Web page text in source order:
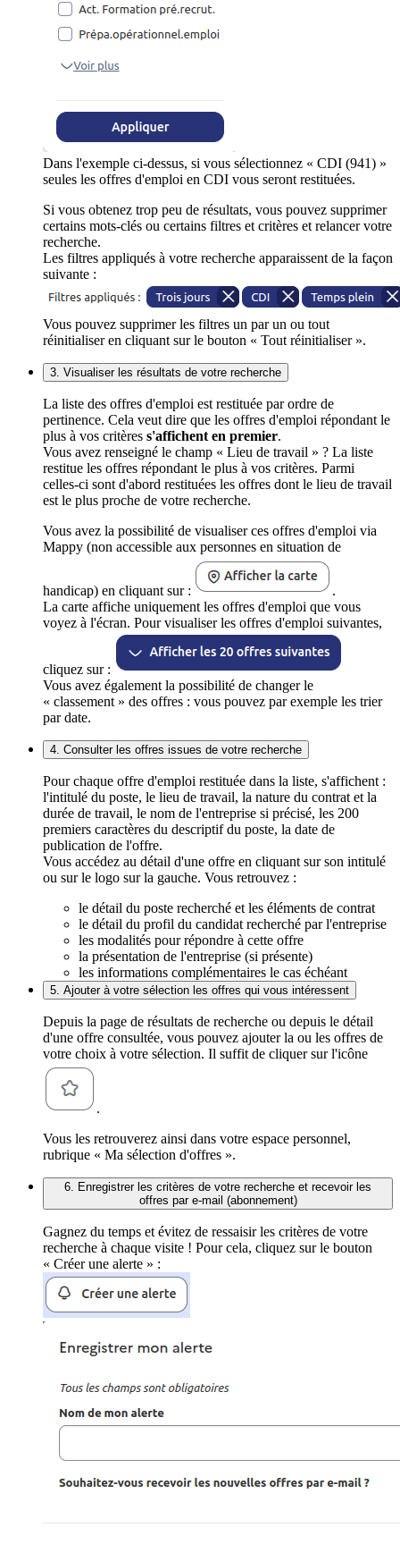
Dans l'exemple ci-dessus, si vous sélectionnez « CDI (941) »
seules les offres d'emploi en CDI vous seront restituées.
Si vous obtenez trop peu de résultats, vous pouvez supprimer
certains mots-clés ou certains filtres et critères et relancer votre
recherche.
Les filtres appliqués à votre recherche apparaissent de la façon
suivante :
Vous pouvez supprimer les filtres un par un ou tout
réinitialiser en cliquant sur le bouton « Tout réinitialiser ».
3. Visualiser les résultats de votre recherche
La liste des offres d'emploi est restituée par ordre de
pertinence. Cela veut dire que les offres d'emploi répondant le
plus à vos critères s'affichent en premier.
Vous avez renseigné le champ « Lieu de travail » ? La liste
restitue les offres répondant le plus à vos critères. Parmi
celles-ci sont d'abord restituées les offres dont le lieu de travail
est le plus proche de votre recherche.
Vous avez la possibilité de visualiser ces offres d'emploi via
Mappy (non accessible aux personnes en situation de
handicap) en cliquant sur :
.
La carte affiche uniquement les offres d'emploi que vous
voyez à l'écran. Pour visualiser les offres d'emploi suivantes,
cliquez sur :
Vous avez également la possibilité de changer le
« classement » des offres : vous pouvez par exemple les trier
par date.
4. Consulter les offres issues de votre recherche
Pour chaque offre d'emploi restituée dans la liste, s'affichent :
l'intitulé du poste, le lieu de travail, la nature du contrat et la
durée de travail, le nom de l'entreprise si précisé, les 200
premiers caractères du descriptif du poste, la date de
publication de l'offre.
Vous accédez au détail d'une offre en cliquant sur son intitulé
ou sur le logo sur la gauche. Vous retrouvez :
le détail du poste recherché et les éléments de contrat
le détail du profil du candidat recherché par l'entreprise
les modalités pour répondre à cette offre
la présentation de l'entreprise (si présente)
les informations complémentaires le cas échéant
5. Ajouter à votre sélection les offres qui vous intéressent
Depuis la page de résultats de recherche ou depuis le détail
d'une offre consultée, vous pouvez ajouter la ou les offres de
votre choix à votre sélection. Il suffit de cliquer sur l'icône
.
Vous les retrouverez ainsi dans votre espace personnel,
rubrique « Ma sélection d'offres ».
6. Enregistrer les critères de votre recherche et recevoir les
offres par e-mail (abonnement)
Gagnez du temps et évitez de ressaisir les critères de votre
recherche à chaque visite ! Pour cela, cliquez sur le bouton
« Créer une alerte » :